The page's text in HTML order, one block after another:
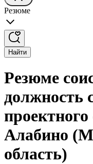
Резюме
Найти
Резюме
должность
Алабино
область)